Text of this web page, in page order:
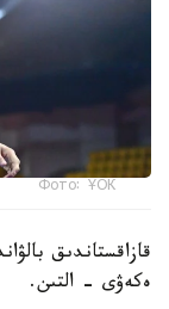
Фото: ҰОК
ەكەۋى - التىن.